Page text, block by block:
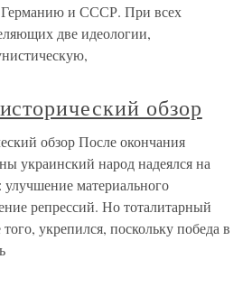
Германию и СССР. При всех
две идеологии,
обзор
обзор После окончания
украинский народ надеялся на
материального
репрессий. Но тоталитарный
укрепился, поскольку победа в